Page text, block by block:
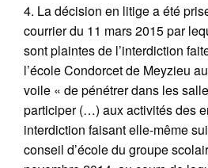
4. La décision en litige a été
courrier du 11 mars 2015 par
sont plaintes de l’interdiction
l’école Condorcet de Meyzieu
voile « de pénétrer dans les
participer (…) aux activités des
interdiction faisant elle-même
conseil d’école du groupe